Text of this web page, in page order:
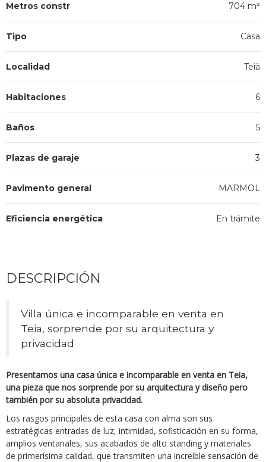
Metros constr 704 m²
Tipo Casa
Localidad Teià
Habitaciones 6
Baños 5
Plazas de garaje 3
Pavimento general MARMOL
Eficiencia energética En trámite
DESCRIPCIÓN
Villa única e incomparable en venta en
Teia, sorprende por su arquitectura y
privacidad
Presentamos una casa única e incomparable en venta en Teia,
una pieza que nos sorprende por su arquitectura y diseño pero
también por su absoluta privacidad.
Los rasgos principales de esta casa con alma son sus
estratégicas entradas de luz, intimidad, sofisticación en su forma,
amplios ventanales, sus acabados de alto standing y materiales
de primerísima calidad, que transmiten una increíble sensación de